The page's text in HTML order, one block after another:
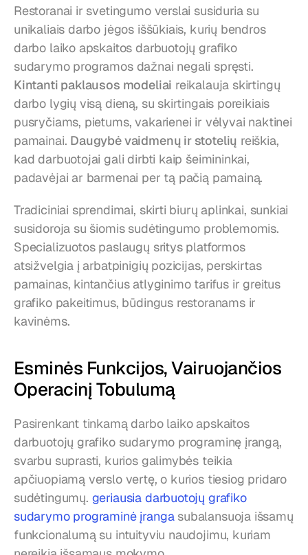
Restoranai ir svetingumo verslai susiduria su
unikaliais darbo jėgos iššūkiais, kurių bendros
darbo laiko apskaitos darbuotojų grafiko
Kintanti paklausos modeliai reikalauja skirtingų
darbo lygių visą dieną, su skirtingais poreikiais
pusryčiams, pietums, vakarienei ir vėlyvai naktinei
pamainai. Daugybė vaidmenų ir stotelių reiškia,
kad darbuotojai gali dirbti kaip šeimininkai,
padavėjai ar barmenai per tą pačią pamainą.
Tradiciniai sprendimai, skirti biurų aplinkai, sunkiai
susidoroja su šiomis sudėtingumo problemomis.
Specializuotos paslaugų sritys platformos
atsižvelgia į arbatpinigių pozicijas, perskirtas
pamainas, kintančius atlyginimo tarifus ir greitus
grafiko pakeitimus, būdingus restoranams ir
kavinėms.
Esminės Funkcijos, Vairuojančios
Operacinį Tobulumą
Pasirenkant tinkamą darbo laiko apskaitos
darbuotojų grafiko sudarymo programinę įrangą,
svarbu suprasti, kurios galimybės teikia
apčiuopiamą verslo vertę, o kurios tiesiog pridaro
sudėtingumų. geriausia darbuotojų grafiko
sudarymo programinė įranga subalansuoja išsamų
funkcionalumą su intuityviu naudojimu, kuriam